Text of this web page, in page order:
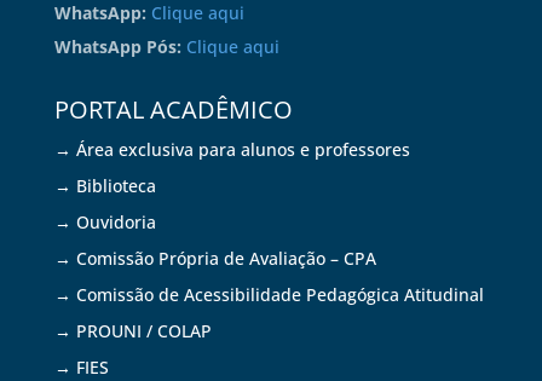
WhatsApp: Clique aqui
WhatsApp Pós: Clique aqui
PORTAL ACADÊMICO
→ Área exclusiva para alunos e professores
→ Biblioteca
→ Ouvidoria
→ Comissão Própria de Avaliação – CPA
→ Comissão de Acessibilidade Pedagógica Atitudinal
→ PROUNI / COLAP
→ FIES